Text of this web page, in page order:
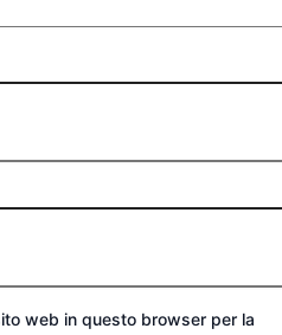
web in questo browser per la